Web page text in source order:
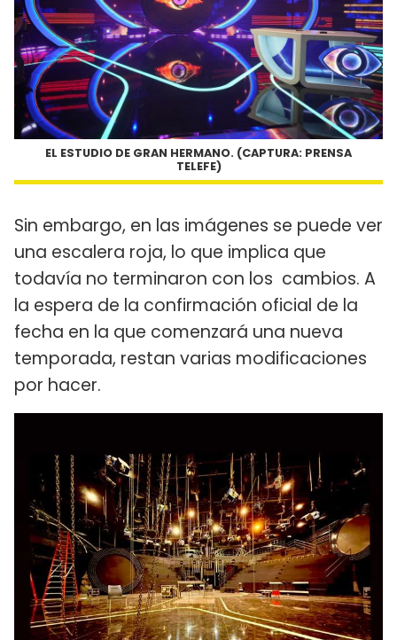
EL ESTUDIO DE GRAN HERMANO. (CAPTURA: PRENSA
TELEFE)
Sin embargo, en las imágenes se puede ver
una escalera roja, lo que implica que
todavía no terminaron con los cambios. A
la espera de la confirmación oficial de la
fecha en la que comenzará una nueva
temporada, restan varias modificaciones
por hacer.